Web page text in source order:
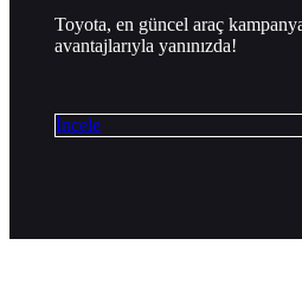
Toyota, en güncel araç
avantajlarıyla yanınızda!
İncele